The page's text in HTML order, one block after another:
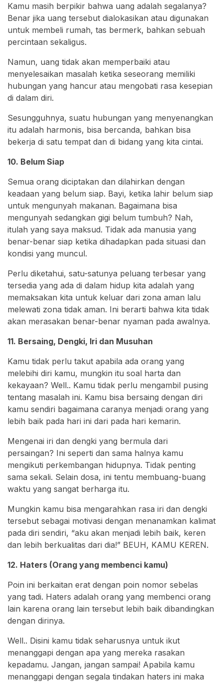
Kamu masih berpikir bahwa uang adalah segalanya?
Benar jika uang tersebut dialokasikan atau digunakan
untuk membeli rumah, tas bermerk, bahkan sebuah
percintaan sekaligus.
Namun, uang tidak akan memperbaiki atau
menyelesaikan masalah ketika seseorang memiliki
hubungan yang hancur atau mengobati rasa kesepian
di dalam diri.
Sesungguhnya, suatu hubungan yang menyenangkan
itu adalah harmonis, bisa bercanda, bahkan bisa
bekerja di satu tempat dan di bidang yang kita cintai.
10. Belum Siap
Semua orang diciptakan dan dilahirkan dengan
keadaan yang belum siap. Bayi, ketika lahir belum siap
untuk mengunyah makanan. Bagaimana bisa
mengunyah sedangkan gigi belum tumbuh? Nah,
itulah yang saya maksud. Tidak ada manusia yang
benar-benar siap ketika dihadapkan pada situasi dan
kondisi yang muncul.
Perlu diketahui, satu-satunya peluang terbesar yang
tersedia yang ada di dalam hidup kita adalah yang
memaksakan kita untuk keluar dari zona aman lalu
melewati zona tidak aman. Ini berarti bahwa kita tidak
akan merasakan benar-benar nyaman pada awalnya.
11. Bersaing, Dengki, Iri dan Musuhan
Kamu tidak perlu takut apabila ada orang yang
melebihi diri kamu, mungkin itu soal harta dan
kekayaan? Well.. Kamu tidak perlu mengambil pusing
tentang masalah ini. Kamu bisa bersaing dengan diri
kamu sendiri bagaimana caranya menjadi orang yang
lebih baik pada hari ini dari pada hari kemarin.
Mengenai iri dan dengki yang bermula dari
persaingan? Ini seperti dan sama halnya kamu
mengikuti perkembangan hidupnya. Tidak penting
sama sekali. Selain dosa, ini tentu membuang-buang
waktu yang sangat berharga itu.
Mungkin kamu bisa mengarahkan rasa iri dan dengki
tersebut sebagai motivasi dengan menanamkan kalimat
pada diri sendiri, “aku akan menjadi lebih baik, keren
dan lebih berkualitas dari dia!” BEUH, KAMU KEREN.
12. Haters (Orang yang membenci kamu)
Poin ini berkaitan erat dengan poin nomor sebelas
yang tadi. Haters adalah orang yang membenci orang
lain karena orang lain tersebut lebih baik dibandingkan
dengan dirinya.
Well.. Disini kamu tidak seharusnya untuk ikut
menanggapi dengan apa yang mereka rasakan
kepadamu. Jangan, jangan sampai! Apabila kamu
menanggapi dengan segala tindakan haters ini maka